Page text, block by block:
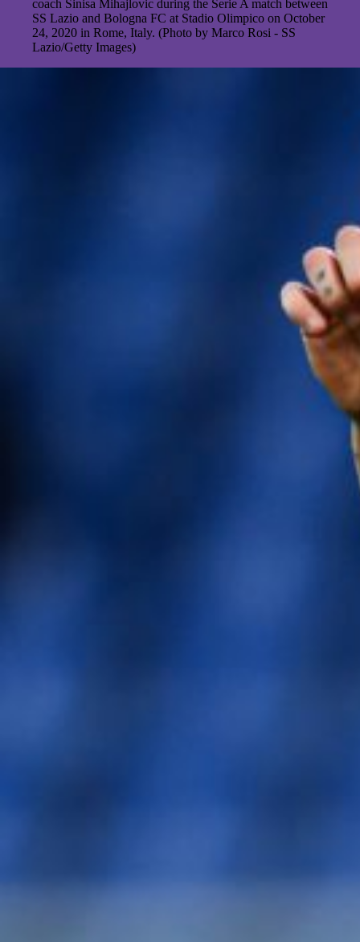
coach Sinisa Mihajlovic during the Serie A match between
SS Lazio and Bologna FC at Stadio Olimpico on October
24, 2020 in Rome, Italy. (Photo by Marco Rosi - SS
Lazio/Getty Images)